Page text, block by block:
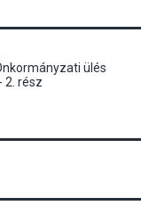
ülés
2. rész